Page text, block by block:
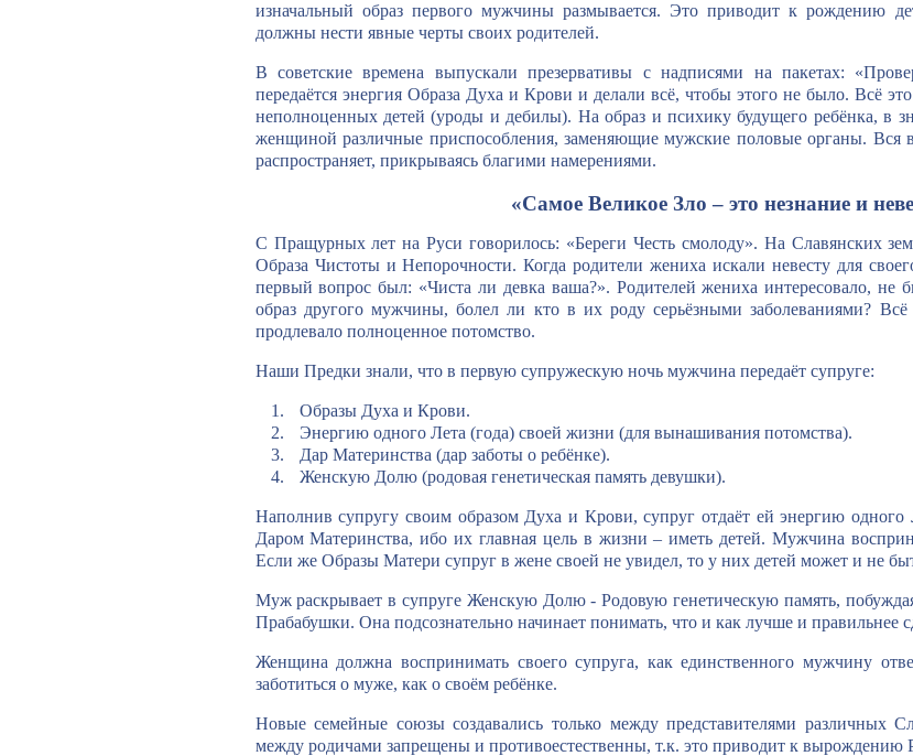
изначальный образ первого мужчины размывается. Это приводит к рождению
должны нести явные черты своих родителей.
В советские времена выпускали презервативы с надписями на пакетах:
передаётся энергия Образа Духа и Крови и делали всё, чтобы этого не было. Всё
неполноценных детей (уроды и дебилы). На образ и психику будущего ребёнка, в
женщиной различные приспособления, заменяющие мужские половые органы. Вся
распространяет, прикрываясь благими намерениями.
«Самое Великое Зло – это незнание и
С Пращурных лет на Руси говорилось: «Береги Честь смолоду». На Славянских
Образа Чистоты и Непорочности. Когда родители жениха искали невесту для
первый вопрос был: «Чиста ли девка ваша?». Родителей жениха интересовало, не
образ другого мужчины, болел ли кто в их роду серьёзными заболеваниями?
продлевало полноценное потомство.
Наши Предки знали, что в первую супружескую ночь мужчина передаёт супруге:
Образы Духа и Крови.
Энергию одного Лета (года) своей жизни (для вынашивания потомства).
Дар Материнства (дар заботы о ребёнке).
Женскую Долю (родовая генетическая память девушки).
Наполнив супругу своим образом Духа и Крови, супруг отдаёт ей энергию одного
Даром Материнства, ибо их главная цель в жизни – иметь детей. Мужчина
Если же Образы Матери супруг в жене своей не увидел, то у них детей может и не
Муж раскрывает в супруге Женскую Долю - Родовую генетическую память,
Прабабушки. Она подсознательно начинает понимать, что и как лучше и правильнее
Женщина должна воспринимать своего супруга, как единственного мужчину
заботиться о муже, как о своём ребёнке.
Новые семейные союзы создавались только между представителями различных
между родичами запрещены и противоестественны, т.к. это приводит к вырождению